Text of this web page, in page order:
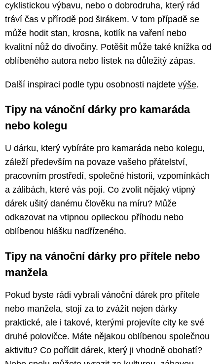
cyklistickou výbavu, nebo o dobrodruha, který rád
tráví čas v přírodě pod širákem. V tom případě se
může hodit stan, krosna, kotlík na vaření nebo
kvalitní nůž do divočiny. Potěšit může také knížka od
oblíbeného autora nebo lístek na důležitý zápas.
Další inspiraci podle typu osobnosti najdete výše.
Tipy na vánoční dárky pro kamaráda
nebo kolegu
U dárku, který vybíráte pro kamaráda nebo kolegu,
záleží především na povaze vašeho přátelství,
pracovním prostředí, společné historii, vzpomínkách
a zálibách, které vás pojí. Co zvolit nějaký vtipný
dárek ušitý danému člověku na míru? Může
odkazovat na vtipnou opileckou příhodu nebo
oblíbenou hlášku nadřízeného.
Tipy na vánoční dárky pro přítele nebo
manžela
Pokud byste rádi vybrali vánoční dárek pro přítele
nebo manžela, stojí za to zvážit nejen dárky
praktické, ale i takové, kterými projevíte city ke své
druhé polovičce. Máte nějakou oblíbenou společnou
aktivitu? Co pořídit dárek, který ji vhodně obohatí?